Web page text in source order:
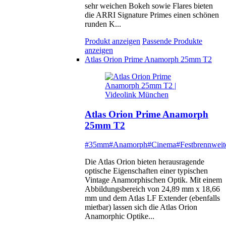
sehr weichen Bokeh sowie Flares bieten
die ARRI Signature Primes einen schönen
runden K...
Produkt anzeigen Passende Produkte
anzeigen
Atlas Orion Prime Anamorph 25mm T2
Atlas Orion Prime Anamorph
25mm T2
#35mm#Anamorph#Cinema
Die Atlas Orion bieten herausragende
optische Eigenschaften einer typischen
Vintage Anamorphischen Optik. Mit einem
Abbildungsbereich von 24,89 mm x 18,66
mm und dem Atlas LF Extender (ebenfalls
mietbar) lassen sich die Atlas Orion
Anamorphic Optike...